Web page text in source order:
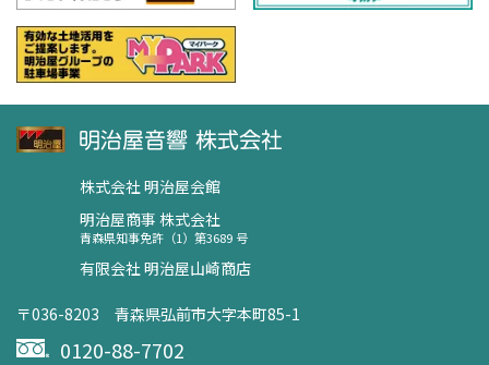
株式会社 明治屋会館
明治屋商事 株式会社
青森県知事免許（1）第3689 号
有限会社 明治屋山崎商店
〒036-8203 青森県弘前市大字本町85-1
0120-88-7702